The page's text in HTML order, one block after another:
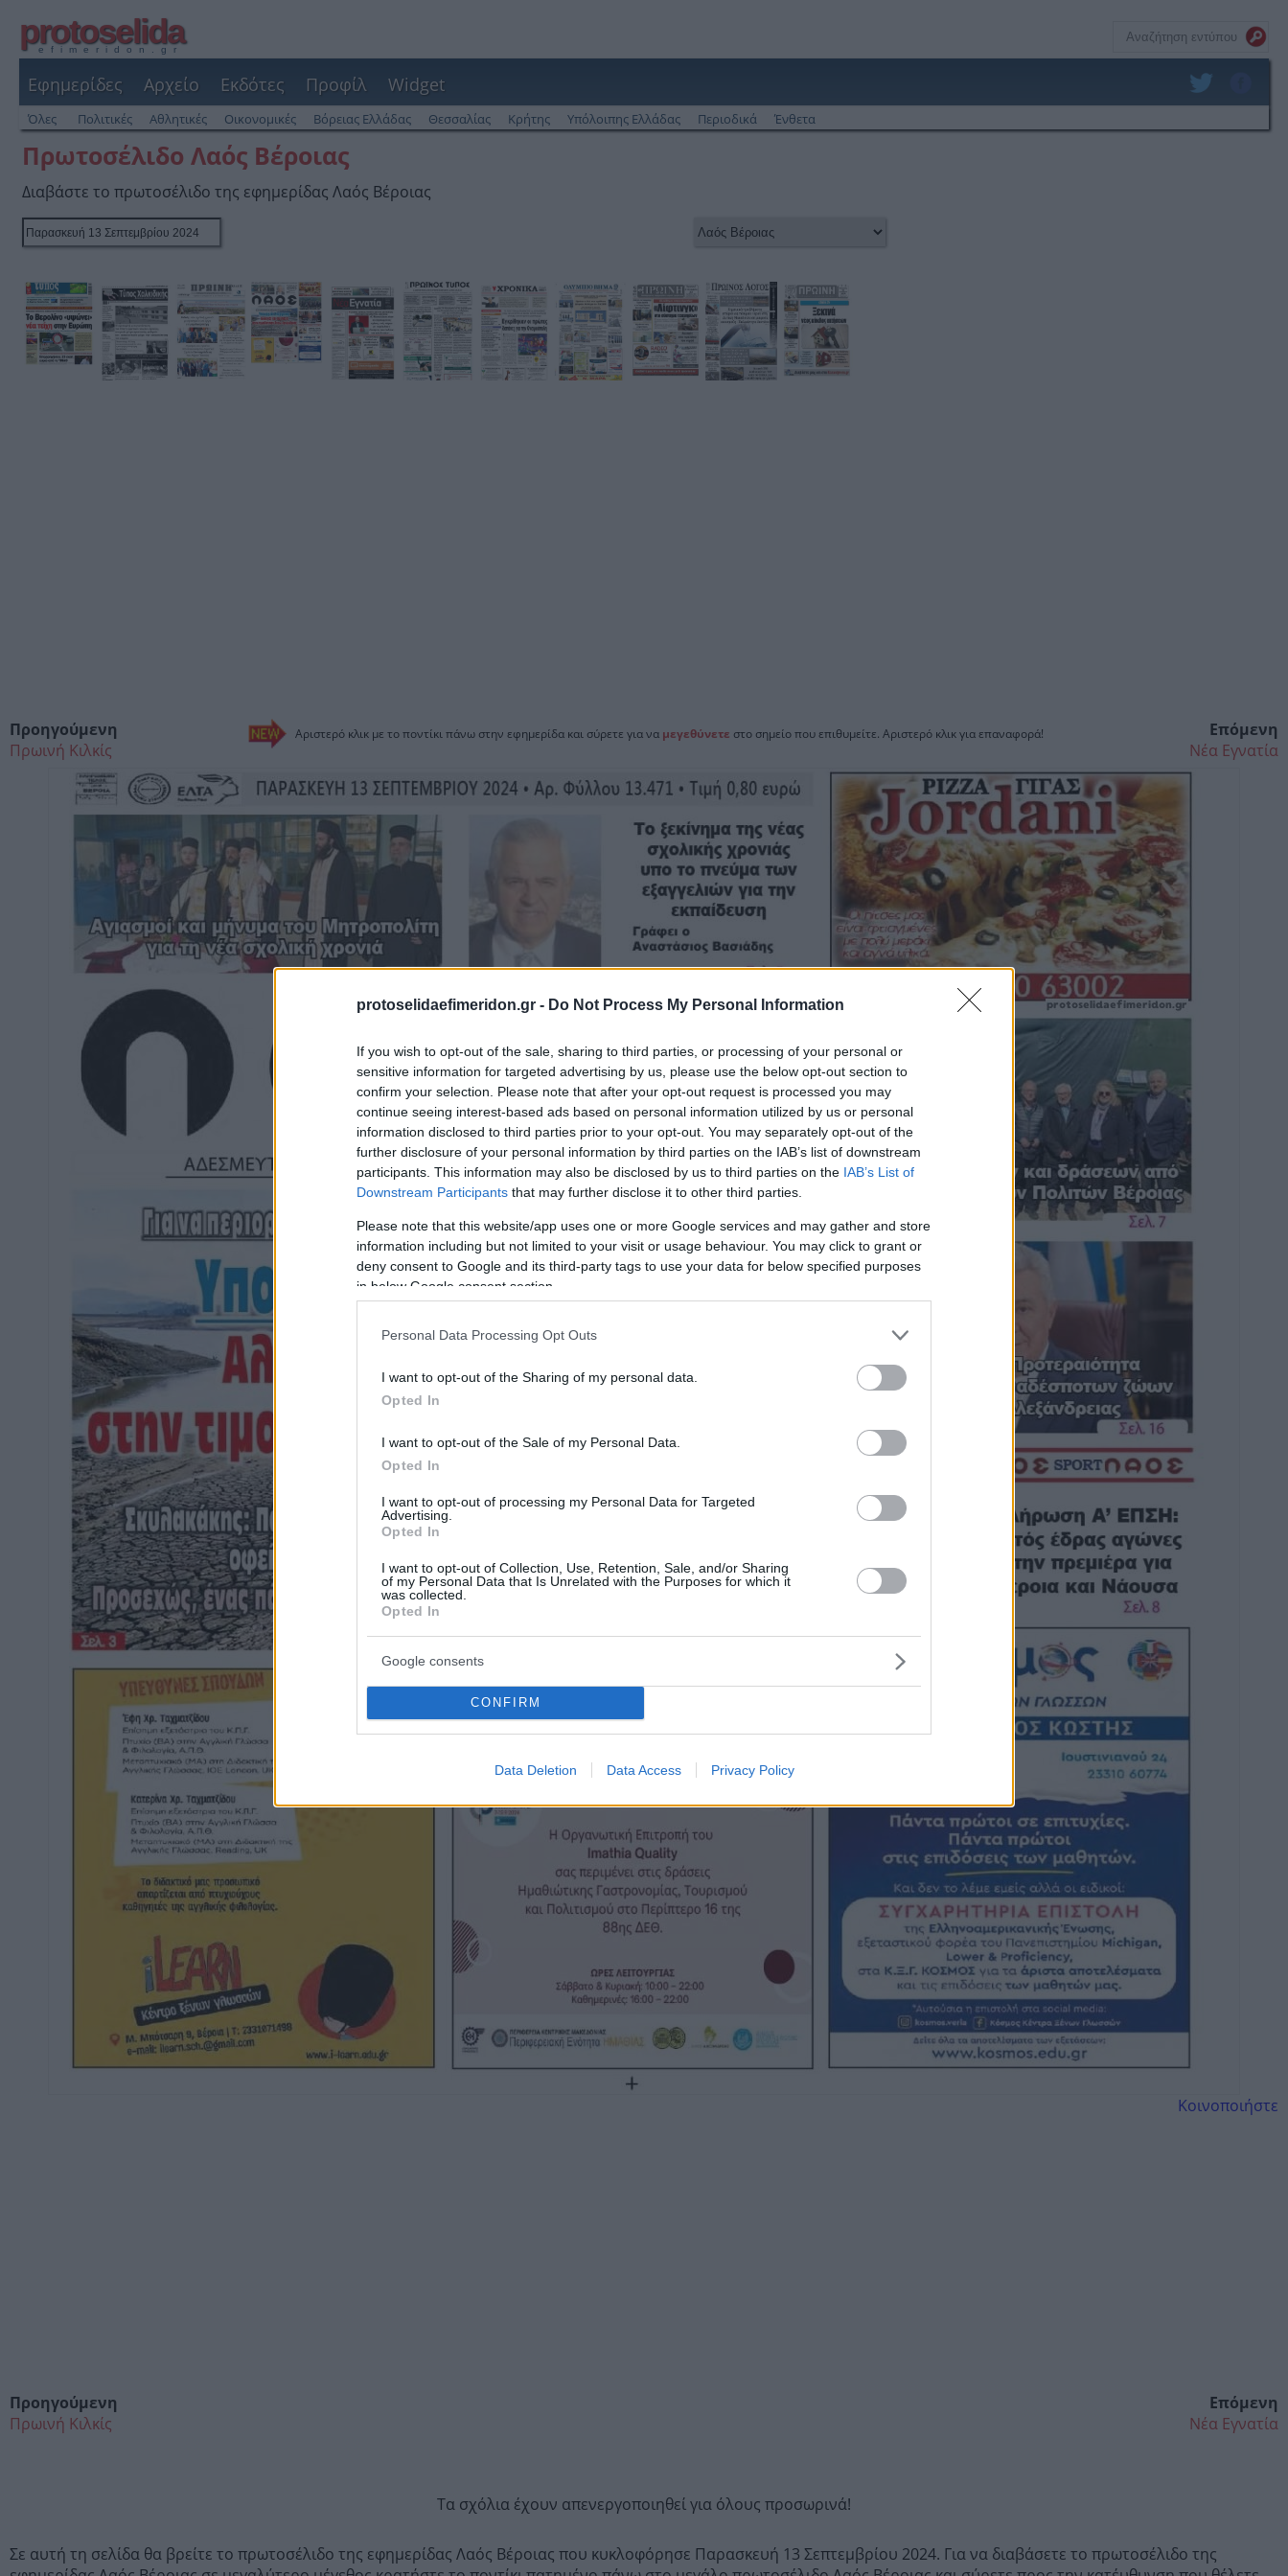
protoselidaefimeridon.gr - Do Not Process My Personal Information
If you wish to opt-out of the sale, sharing to third parties, or processing of your personal or
sensitive information for targeted advertising by us, please use the below opt-out section to
confirm your selection. Please note that after your opt-out request is processed you may
continue seeing interest-based ads based on personal information utilized by us or personal
information disclosed to third parties prior to your opt-out. You may separately opt-out of the
further disclosure of your personal information by third parties on the IAB’s list of downstream
participants. This information may also be disclosed by us to third parties on the IAB’s List of
Downstream Participants that may further disclose it to other third parties.
Please note that this website/app uses one or more Google services and may gather and store
information including but not limited to your visit or usage behaviour. You may click to grant or
deny consent to Google and its third-party tags to use your data for below specified purposes
in below Google consent section.
Personal Data Processing Opt Outs
I want to opt-out of the Sharing of my personal data.
Opted In
I want to opt-out of the Sale of my Personal Data.
Opted In
I want to opt-out of processing my Personal Data for Targeted
Advertising.
Opted In
I want to opt-out of Collection, Use, Retention, Sale, and/or Sharing
of my Personal Data that Is Unrelated with the Purposes for which it
was collected.
Opted In
Google consents
CONFIRM
Data Deletion Data Access Privacy Policy
protoselida
efimeridon.gr
Εφημερίδες Αρχείο Εκδότες Προφίλ Widget
Όλες Πολιτικές Αθλητικές Οικονομικές Βόρειας Ελλάδας Θεσσαλίας Κρήτης Υπόλοιπης Ελλάδας Περιοδικά Ένθετα
Πρωτοσέλιδο Λαός Βέροιας
Διαβάστε το πρωτοσέλιδο της εφημερίδας Λαός Βέροιας
Αριστερό κλικ με το ποντίκι πάνω στην εφημερίδα και σύρετε για να μεγεθύνετε στο σημείο που επιθυμείτε. Αριστερό κλικ για επαναφορά!
Προηγούμενη
Πρωινή Κιλκίς
Επόμενη
Νέα Εγνατία
Κοινοποιήστε
Προηγούμενη
Πρωινή Κιλκίς
Επόμενη
Νέα Εγνατία
Τα σχόλια έχουν απενεργοποιηθεί για όλους προσωρινά!
Σε αυτή τη σελίδα θα βρείτε το πρωτοσέλιδο της εφημερίδας Λαός Βέροιας που κυκλοφόρησε Παρασκευή 13 Σεπτεμβρίου 2024. Για να διαβάσετε το πρωτοσέλιδο της